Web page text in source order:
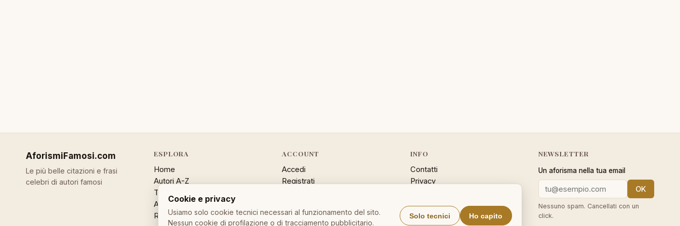
AforismiFamosi.com
Le più belle citazioni e frasi
celebri di autori famosi
ESPLORA
Home
Autori A-Z
Temi
Aforisma a caso
Ricerca
ACCOUNT
Accedi
Registrati
INFO
Contatti
Privacy
Sitemap
NEWSLETTER
Un aforisma nella tua email
OK
Nessuno spam. Cancellati con un
click.
Cookie e privacy
Usiamo solo cookie tecnici necessari al funzionamento del sito.
Nessun cookie di profilazione o di tracciamento pubblicitario.
Solo tecnici Ho capito